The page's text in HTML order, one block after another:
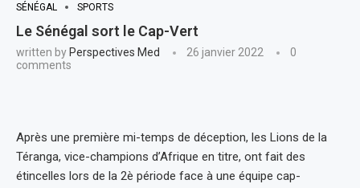
SÉNÉGAL
SPORTS
Le Sénégal sort le Cap-Vert
written by Perspectives Med 26 janvier 2022
0
comments
Après une première mi-temps de déception, les Lions de la
Téranga, vice-champions d’Afrique en titre, ont fait des
étincelles lors de la 2è période face à une équipe cap-